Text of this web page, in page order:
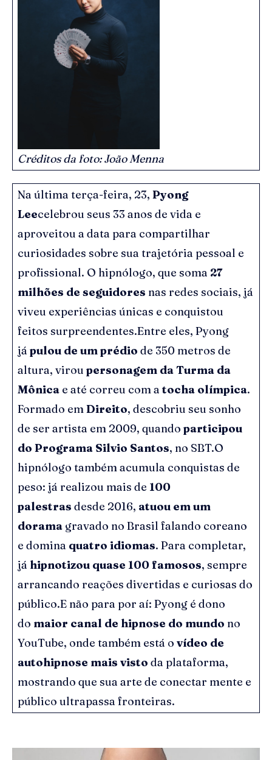
Créditos da foto: João Menna
Na última terça-feira, 23, Pyong
Leecelebrou seus 33 anos de vida e
aproveitou a data para compartilhar
curiosidades sobre sua trajetória pessoal e
profissional. O hipnólogo, que soma 27
milhões de seguidores nas redes sociais, já
viveu experiências únicas e conquistou
feitos surpreendentes.Entre eles, Pyong
já pulou de um prédio de 350 metros de
altura, virou personagem da Turma da
Mônica e até correu com a tocha olímpica.
Formado emDireito, descobriu seu sonho
de ser artista em 2009, quando participou
do Programa Silvio Santos, no SBT.O
hipnólogo também acumula conquistas de
peso: já realizou mais de 100
palestras desde 2016, atuou em um
dorama gravado no Brasil falando coreano
e domina quatro idiomas. Para completar,
já hipnotizou quase 100 famosos, sempre
arrancando reações divertidas e curiosas do
público.E não para por aí: Pyong é dono
do maior canal de hipnose do mundo no
YouTube, onde também está o vídeo de
autohipnose mais visto da plataforma,
mostrando que sua arte de conectar mente e
público ultrapassa fronteiras.